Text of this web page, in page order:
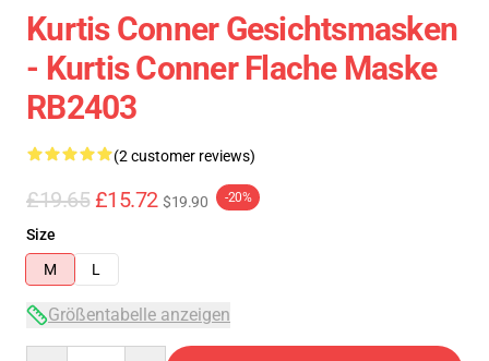
Kurtis Conner Gesichtsmasken
- Kurtis Conner Flache Maske
RB2403
(2 customer reviews)
£19.65 £15.72 $19.90 -20%
Size
M
L
Größentabelle anzeigen